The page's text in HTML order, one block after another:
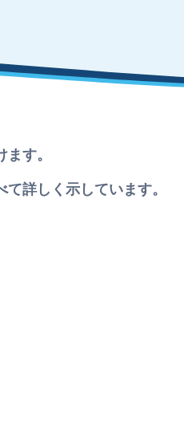
す。
詳しく示しています。